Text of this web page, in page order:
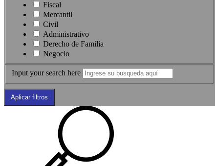
Fiscal
Mercantil
Civil
Administrativo
Derecho de Familia
Negocio
Input your search here